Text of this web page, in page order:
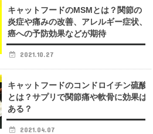
キャットフードのMSMとは？関節の
炎症や痛みの改善、アレルギー症状、
癌への予防効果などが期待
2021.10.27
キャットフードのコンドロイチン硫酸
とは？サプリで関節痛や軟骨に効果は
ある？
2021.04.07